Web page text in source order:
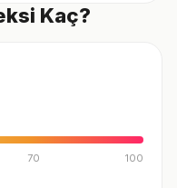
Kaç?
70 100